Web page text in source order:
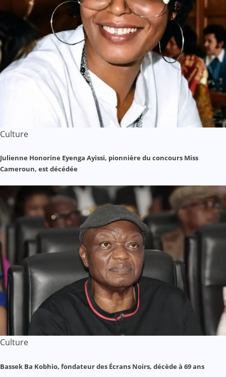
Culture
Julienne Honorine Eyenga Ayissi, pionnière du concours Miss
Cameroun, est décédée
Culture
Bassek Ba Kobhio, fondateur des Écrans Noirs, décède à 69 ans